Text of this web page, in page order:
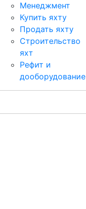
Менеджмент
Купить яхту
Продать яхту
Строительство
яхт
Рефит и
дооборудование